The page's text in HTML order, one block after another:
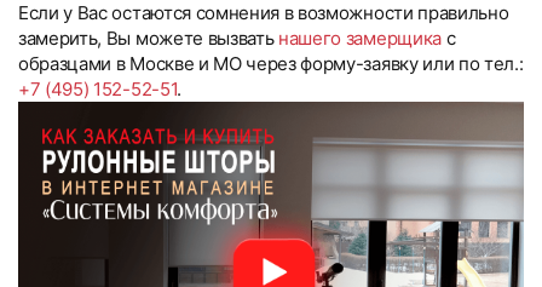
Если у Вас остаются сомнения в возможности правильно
замерить, Вы можете вызвать нашего замерщикас
образцами в Москве и МО через форму-заявку или по тел.:
+7 (495) 152-52-51.